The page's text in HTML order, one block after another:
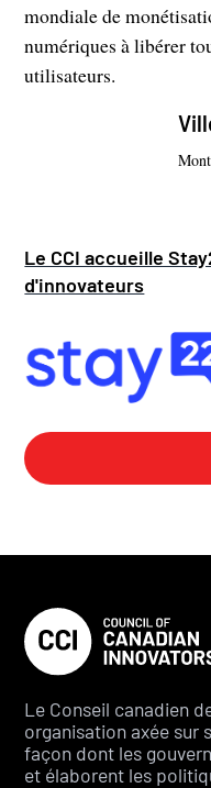
mondiale de
numériques à libérer
utilisateurs.
Le CCI accueille
d'innovateurs
Le Conseil canadien
organisation axée sur
façon dont les
et élaborent les